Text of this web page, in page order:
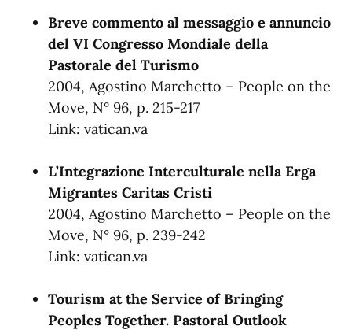
Breve commento al messaggio e annuncio
del VI Congresso Mondiale della
Pastorale del Turismo
2004, Agostino Marchetto – People on the
Move, N° 96, p. 215-217
Link:vatican.va
L’Integrazione Interculturale nella Erga
Migrantes Caritas Cristi
2004, Agostino Marchetto – People on the
Move, N° 96, p. 239-242
Link:vatican.va
Tourism at the Service of Bringing
Peoples Together. Pastoral Outlook